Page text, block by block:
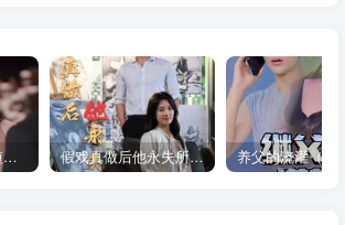
免费短剧：余茵 短剧 16部合集 假戏真做后他永失所爱（60集）程澄＆杨珞仟